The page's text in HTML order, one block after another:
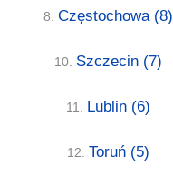
8. Częstochowa (8)
10. Szczecin (7)
11. Lublin (6)
12. Toruń (5)